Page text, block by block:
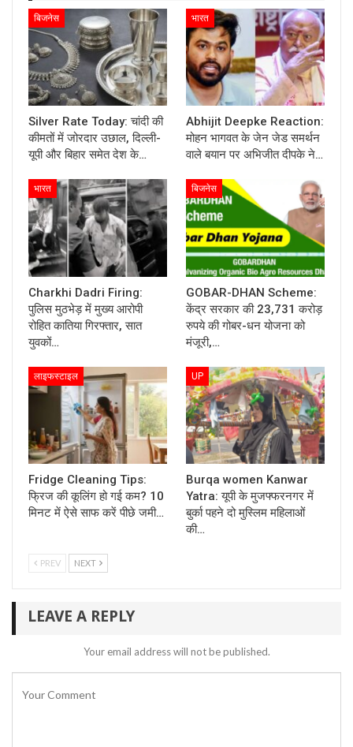
बिजनेस
Silver Rate Today: चांदी की
कीमतों में जोरदार उछाल, दिल्ली-
यूपी और बिहार समेत देश के…
भारत
Abhijit Deepke Reaction:
मोहन भागवत के जेन जेड समर्थन
वाले बयान पर अभिजीत दीपके ने…
भारत
Charkhi Dadri Firing:
पुलिस मुठभेड़ में मुख्य आरोपी
रोहित कातिया गिरफ्तार, सात
युवकों…
बिजनेस
GOBAR-DHAN Scheme:
केंद्र सरकार की 23,731 करोड़
रुपये की गोबर-धन योजना को
मंजूरी,…
लाइफस्टाइल
Fridge Cleaning Tips:
फ्रिज की कूलिंग हो गई कम? 10
मिनट में ऐसे साफ करें पीछे जमी…
UP
Burqa women Kanwar
Yatra: यूपी के मुजफ्फरनगर में
बुर्का पहने दो मुस्लिम महिलाओं
की…
PREV NEXT
LEAVE A REPLY
Your email address will not be published.